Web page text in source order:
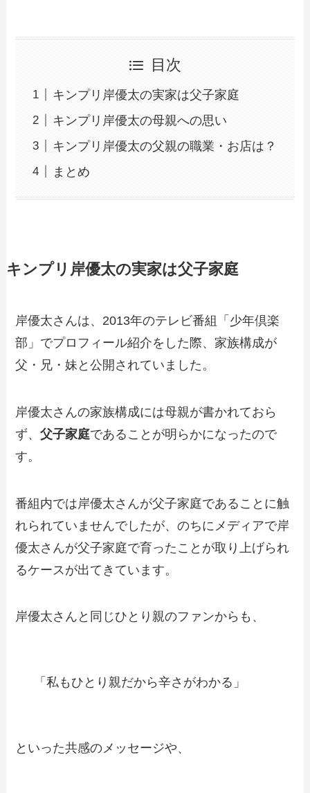
目次
キンプリ岸優太の実家は父子家庭
キンプリ岸優太の母親への思い
キンプリ岸優太の父親の職業・お店は？
まとめ
キンプリ岸優太の実家は父子家庭
岸優太さんは、2013年のテレビ番組「少年倶楽
部」でプロフィール紹介をした際、家族構成が
父・兄・妹と公開されていました。
岸優太さんの家族構成には母親が書かれておら
ず、父子家庭であることが明らかになったので
す。
番組内では岸優太さんが父子家庭であることに触
れられていませんでしたが、のちにメディアで岸
優太さんが父子家庭で育ったことが取り上げられ
るケースが出てきています。
岸優太さんと同じひとり親のファンからも、
「私もひとり親だから辛さがわかる」
といった共感のメッセージや、